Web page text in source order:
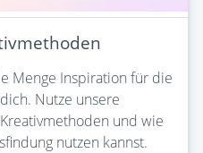
Menge Inspiration für die
Nutze unsere
und wie
nutzen kannst.